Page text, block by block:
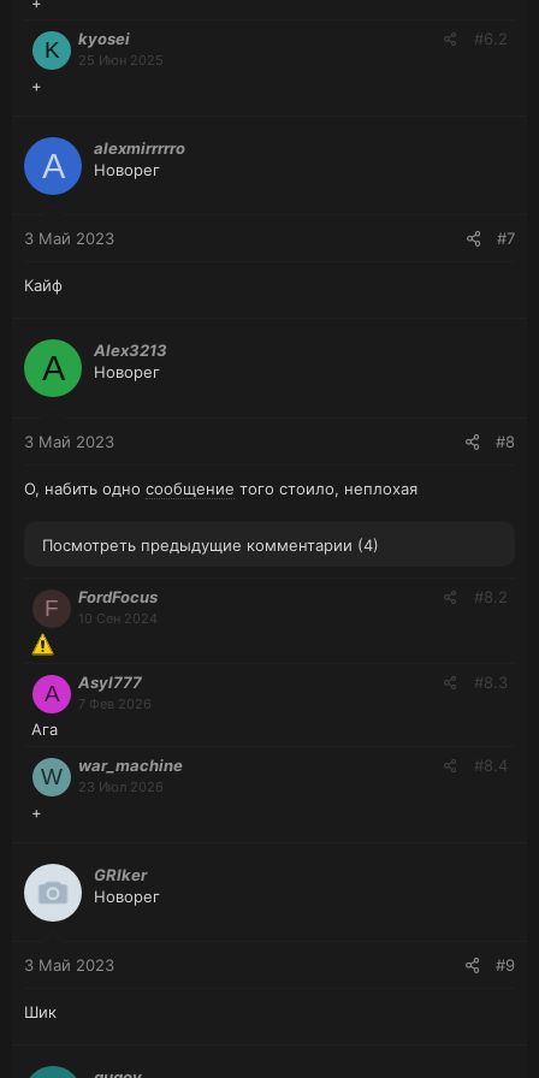
K kyosei #6.2
25 Июн 2025
+
A
alexmirrrrro
Новорег
3 Май 2023 #7
Кайф
A
Alex3213
Новорег
3 Май 2023 #8
О, набить одно сообщение того стоило, неплохая
Посмотреть предыдущие комментарии (4)
F FordFocus #8.2
10 Сен 2024
A Asyl777 #8.3
7 Фев 2026
Ага
W war_machine #8.4
23 Июл 2026
+
GRIker
Новорег
3 Май 2023 #9
Шик